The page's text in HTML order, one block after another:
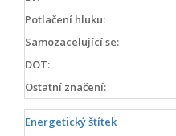
Potlačení hluku:
Samozacelující se:
DOT:
Ostatní značení:
Energetický štítek